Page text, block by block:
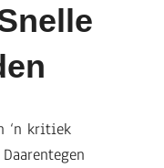
‘n kritiek